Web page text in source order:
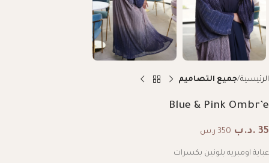
الرئيسية جميع التصاميم
Blue & Pink Ombr’e
35 .د.ب 350 ر.س
عباية اومبريه بلونين بكسرات